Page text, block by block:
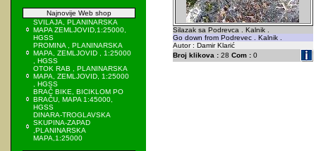
Najnovije Web shop
SVILAJA, PLANINARSKA
MAPA ZEMLJOVID,1:25000,
HGSS
PROMINA , PLANINARSKA
MAPA, ZEMLJOVID , 1:25000
, HGSS
OTOK RAB , PLANINARSKA
MAPA, ZEMLJOVID, 1:25000
, HGSS
BRAČ BIKE, BICIKLOM PO
BRAČU, MAPA 1:45000,
HGSS
DINARA-TROGLAVSKA
SKUPINA-ZAPAD
,PLANINARSKA
MAPA,1:25000
Silazak sa Podrevca . Kalnik .
Go down from Podrevec . Kalnik .
Autor : Damir Klarić
Broj klikova :28 Com :0